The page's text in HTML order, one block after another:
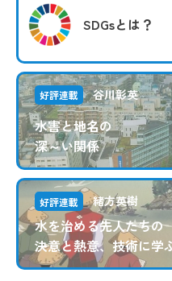
SDGsとは？
好評連載 谷川彰英
水害と地名の
深～い関係
好評連載 緒方英樹
水を治める先人たちの
決意と熱意、技術に学